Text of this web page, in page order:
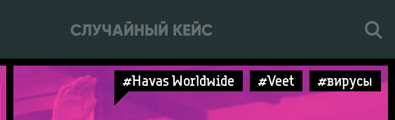
СЛУЧАЙНЫЙ КЕЙС
#Havas Worldwide #Veet #вирусы